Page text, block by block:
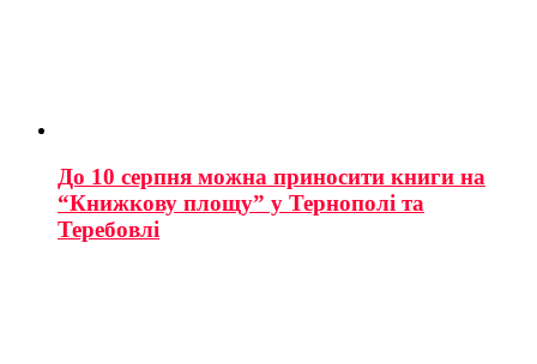
До 10 серпня можна приносити книги на
“Книжкову площу” у Тернополі та
Теребовлі